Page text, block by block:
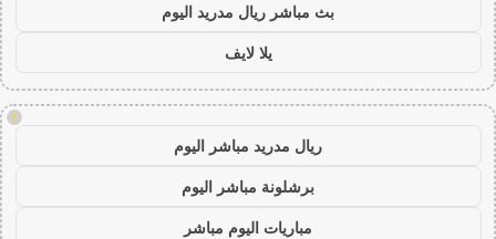
بث مباشر ريال مدريد اليوم
يلا لايف
!
ريال مدريد مباشر اليوم
برشلونة مباشر اليوم
مباريات اليوم مباشر